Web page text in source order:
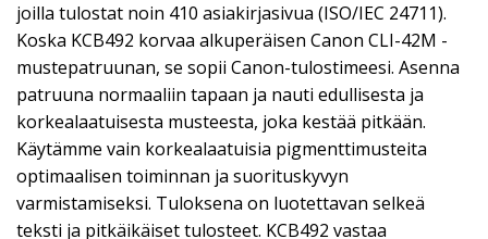
joilla tulostat noin 410 asiakirjasivua (ISO/IEC 24711).
Koska KCB492 korvaa alkuperäisen Canon CLI-42M -
mustepatruunan, se sopii Canon-tulostimeesi. Asenna
patruuna normaaliin tapaan ja nauti edullisesta ja
korkealaatuisesta musteesta, joka kestää pitkään.
Käytämme vain korkealaatuisia pigmenttimusteita
optimaalisen toiminnan ja suorituskyvyn
varmistamiseksi. Tuloksena on luotettavan selkeä
teksti ja pitkäikäiset tulosteet. KCB492 vastaa